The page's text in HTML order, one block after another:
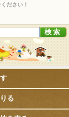
ださい！
る